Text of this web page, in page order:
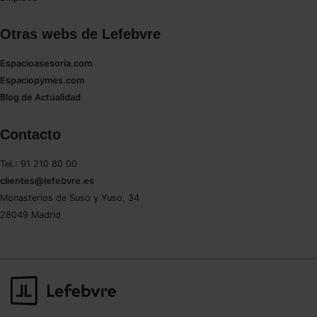
Otras webs de Lefebvre
Espacioasesoria.com
Espaciopymes.com
Blog de Actualidad
Contacto
Tel.: 91 210 80 00
clientes@lefebvre.es
Monasterios de Suso y Yuso, 34
28049 Madrid